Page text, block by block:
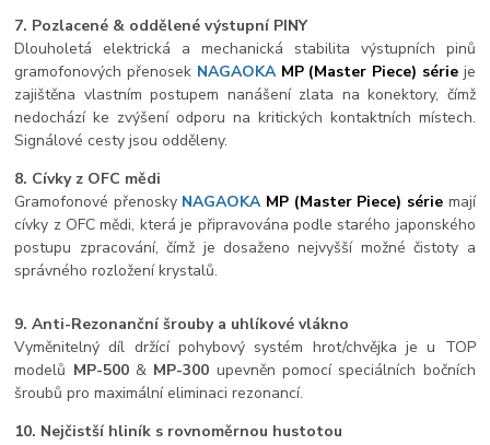
7. Pozlacené & oddělené výstupní PINY
Dlouholetá elektrická a mechanická stabilita výstupních pinů
gramofonových přenosek NAGAOKA MP (Master Piece) série je
zajištěna vlastním postupem nanášení zlata na konektory, čímž
nedochází ke zvýšení odporu na kritických kontaktních místech.
Signálové cesty jsou odděleny.
8. Cívky z OFC mědi
Gramofonové přenosky NAGAOKA MP (Master Piece) série mají
cívky z OFC mědi, která je připravována podle starého japonského
postupu zpracování, čímž je dosaženo nejvyšší možné čistoty a
správného rozložení krystalů.
9. Anti-Rezonanční šrouby a uhlíkové vlákno
Vyměnitelný díl držící pohybový systém hrot/chvějka je u TOP
modelů MP-500& MP-300 upevněn pomocí speciálních bočních
šroubů pro maximální eliminaci rezonancí.
10. Nejčistší hliník s rovnoměrnou hustotou